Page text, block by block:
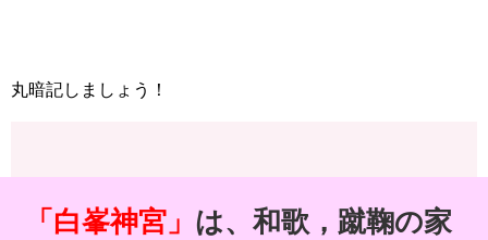
丸暗記しましょう！
「白峯神宮」 は、和歌，蹴鞠の家